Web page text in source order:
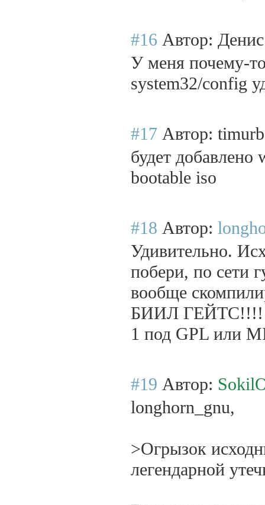
#16 Автор:
У меня почему-
system32/config
#17 Автор:
будет
bootable iso
#18 Автор:
Удивительно.
побери, по сети
вообще
БИИЛ ГЕЙТС!!!!
1 под GPL или
#19 Автор:
longhorn_gnu,
>Огрызок
легендарной